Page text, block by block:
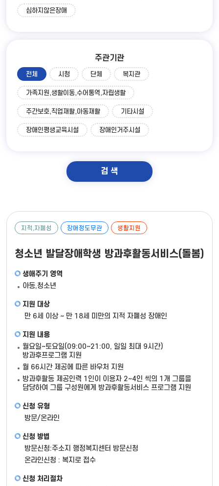
심하지않은장애
주관기관
전체 시청 단체 복지관
가족지원,생활이동,수어통역,자립생활
주간보호,직업재활,아동재활 기타시설
장애인평생교육시설 장애인거주시설
검 색
지적,자폐성 장애정도무관 생활지원
청소년 발달장애학생 방과후활동서비스(돌봄)
생애주기 영역
아동,청소년
지원 대상
만 6세 이상 ~ 만 18세 미만의 지적 자폐성 장애인
지원 내용
월요일~토요일(09:00~21:00, 일일 최대 9시간)
방과후프로그램 지원
월 66시간 제공에 따른 바우처 지원
방과후활동 제공인력 1인이 이용자 2~4인 씩의 1개 그룹을
담당하여 그룹 구성원에게 방과후활동서비스 프로그램 지원
신청 유형
방문/온라인
신청 방법
방문신청:주소지 행정복지센터 방문신청
온라인신청 : 복지로 접수
신청 처리절차